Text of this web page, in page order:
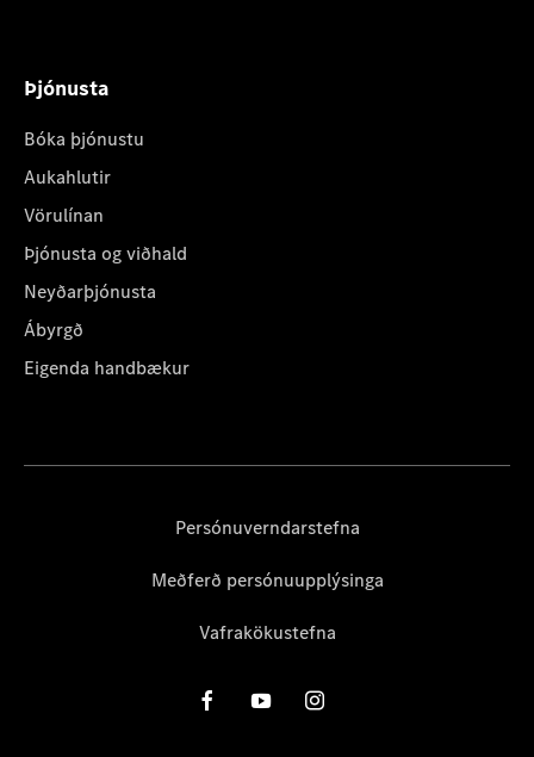
Þjónusta
Bóka þjónustu
Aukahlutir
Vörulínan
Þjónusta og viðhald
Neyðarþjónusta
Ábyrgð
Eigenda handbækur
Persónuverndarstefna
Meðferð persónuupplýsinga
Vafrakökustefna